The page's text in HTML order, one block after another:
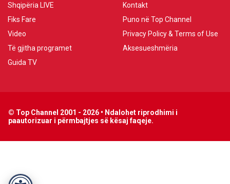
Shqipëria LIVE
Fiks Fare
Video
Të gjitha programet
Guida TV
Kontakt
Puno në Top Channel
Privacy Policy & Terms of Use
Aksesueshmëria
© Top Channel 2001 - 2026 • Ndalohet riprodhimi i
paautorizuar i përmbajtjes së kësaj faqeje.